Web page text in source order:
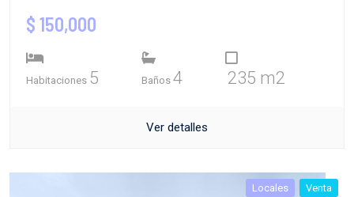
$ 150,000
Habitaciones 5 Baños 4 235 m2
Ver detalles
Locales Venta